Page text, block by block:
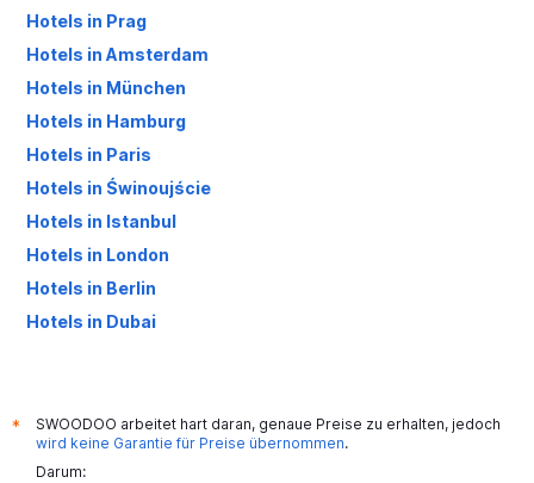
Hotels in Prag
Hotels in Amsterdam
Hotels in München
Hotels in Hamburg
Hotels in Paris
Hotels in Świnoujście
Hotels in Istanbul
Hotels in London
Hotels in Berlin
Hotels in Dubai
*
SWOODOO arbeitet hart daran, genaue Preise zu erhalten, jedoch
wird keine Garantie für Preise übernommen.
Darum: